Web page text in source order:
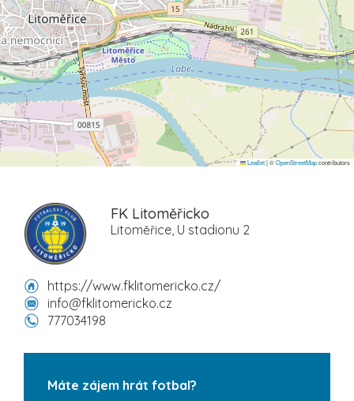
Leaflet|©OpenStreetMapcontributors
FK Litoměřicko
Litoměřice, U stadionu 2
https://www.fklitomericko.cz/
info@fklitomericko.cz
777034198
Máte zájem hrát fotbal?